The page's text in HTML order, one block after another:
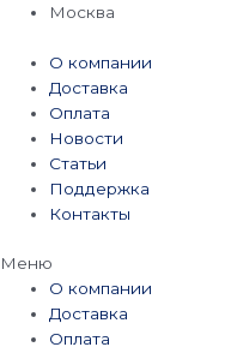
Перейти
содержимому
Москва
О компании
Доставка
Оплата
Новости
Статьи
Поддержка
Контакты
Меню
О компании
Доставка
Оплата